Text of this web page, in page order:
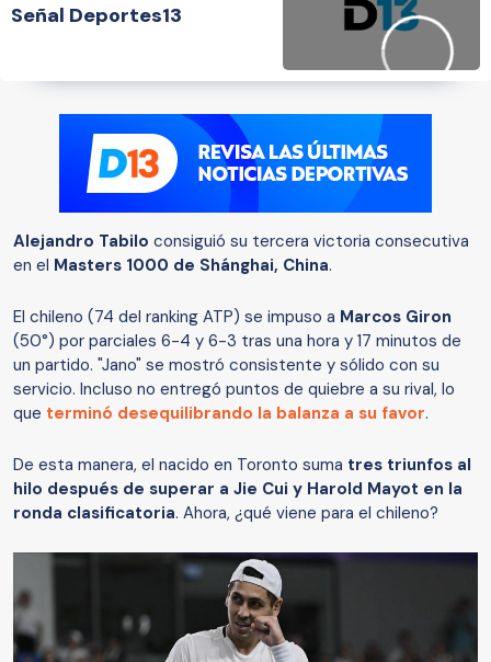
Señal Deportes13
Alejandro Tabilo consiguió su tercera victoria consecutiva
en el Masters 1000 de Shánghai, China.
El chileno (74 del ranking ATP) se impuso a Marcos Giron
(50°) por parciales 6-4 y 6-3 tras una hora y 17 minutos de
un partido. "Jano" se mostró consistente y sólido con su
servicio. Incluso no entregó puntos de quiebre a su rival, lo
que terminó desequilibrando la balanza a su favor.
De esta manera, el nacido en Toronto suma tres triunfos al
hilo después de superar a Jie Cui y Harold Mayot en la
ronda clasificatoria. Ahora, ¿qué viene para el chileno?